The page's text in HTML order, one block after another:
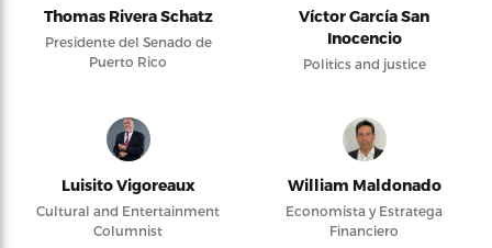
Thomas Rivera Schatz
Presidente del Senado de
Puerto Rico
Víctor García San
Inocencio
Politics and justice
Luisito Vigoreaux
Cultural and Entertainment
Columnist
William Maldonado
Economista y Estratega
Financiero